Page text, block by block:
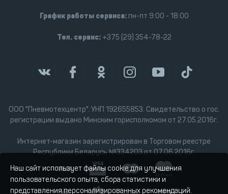
ООО "Пневмотехцентр". УНП 192655853. Свидетельство о гос.
регистрации выдано Минским горисполкомом от 27.05.2016г.
Интернет-магазин зарегистрирован в Торговом реестре
Республики Беларусь №334203 от 07.06.2016г.
График работы сервиса:пн-пт 9:00 - 18:00
Тел. сервис:+375 (29) 354-78-22
Наш сайт использует файлы cookie для улучшения
пользовательского опыта, сбора статистики и
представления персонализированных рекомендаций.